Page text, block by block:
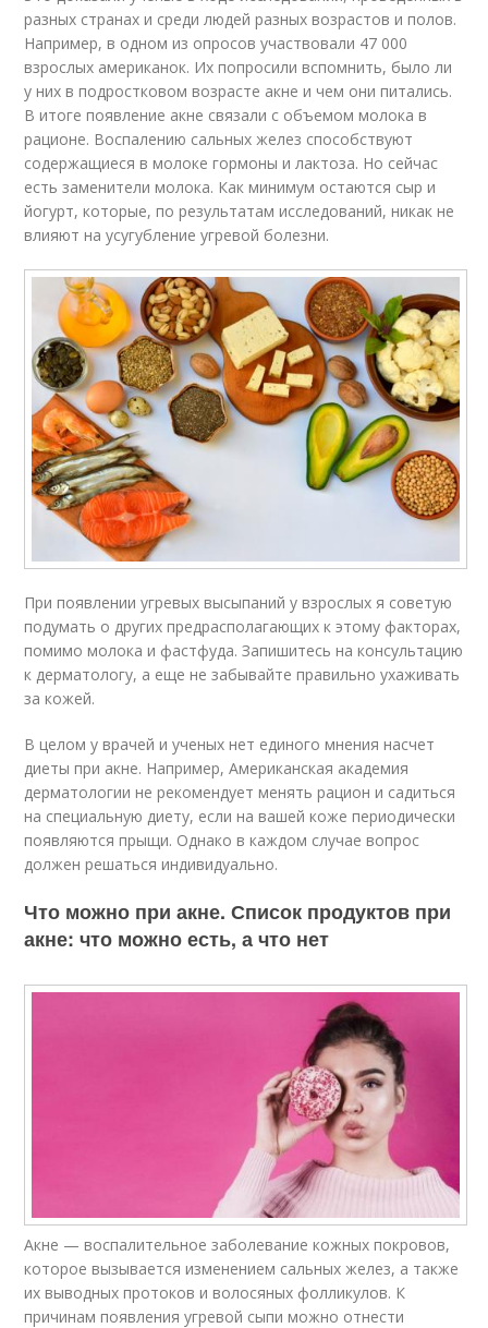
разных странах и среди людей разных возрастов и полов.
Например, в одном из опросов участвовали 47 000
взрослых американок. Их попросили вспомнить, было ли
у них в подростковом возрасте акне и чем они питались.
В итоге появление акне связали с объемом молока в
рационе. Воспалению сальных желез способствуют
содержащиеся в молоке гормоны и лактоза. Но сейчас
есть заменители молока. Как минимум остаются сыр и
йогурт, которые, по результатам исследований, никак не
влияют на усугубление угревой болезни.
При появлении угревых высыпаний у взрослых я советую
подумать о других предрасполагающих к этому факторах,
помимо молока и фастфуда. Запишитесь на консультацию
к дерматологу, а еще не забывайте правильно ухаживать
за кожей.
В целом у врачей и ученых нет единого мнения насчет
диеты при акне. Например, Американская академия
дерматологии не рекомендует менять рацион и садиться
на специальную диету, если на вашей коже периодически
появляются прыщи. Однако в каждом случае вопрос
должен решаться индивидуально.
Что можно при акне. Список продуктов при
акне: что можно есть, а что нет
Акне — воспалительное заболевание кожных покровов,
которое вызывается изменением сальных желез, а также
их выводных протоков и волосяных фолликулов. К
причинам появления угревой сыпи можно отнести